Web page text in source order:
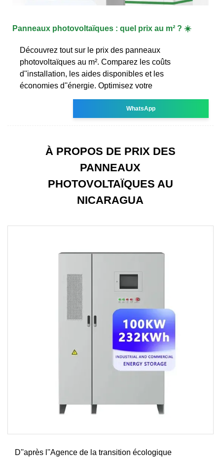
Panneaux photovoltaïques : quel prix au m² ? ☀️
Découvrez tout sur le prix des panneaux
photovoltaïques au m². Comparez les coûts
d''installation, les aides disponibles et les
économies d''énergie. Optimisez votre
WhatsApp
À PROPOS DE PRIX ​​DES
PANNEAUX
PHOTOVOLTAÏQUES AU
NICARAGUA
D''après l''Agence de la transition écologique